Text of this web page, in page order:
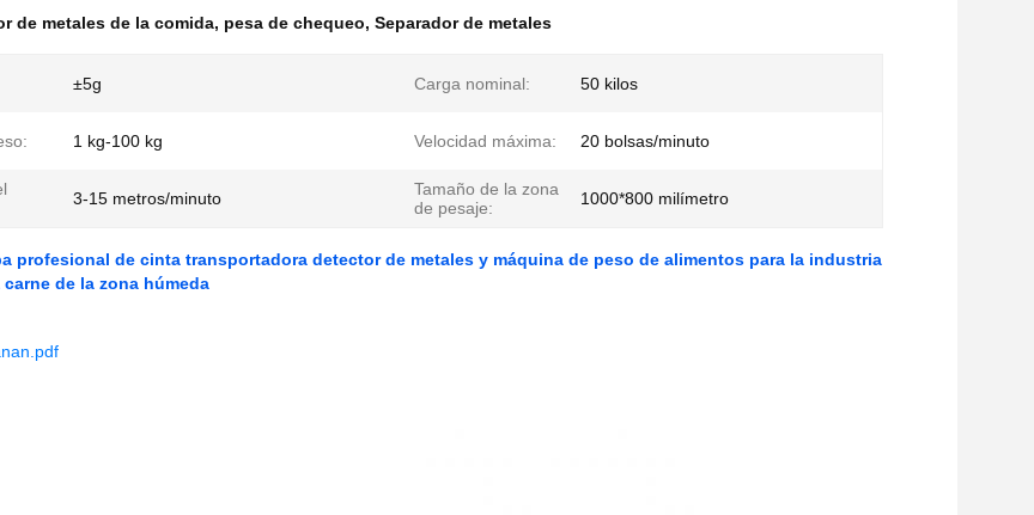
de metales de la comida, pesa de chequeo, Separador de metales
±5g Carga nominal: 50 kilos
1 kg-100 kg Velocidad máxima: 20 bolsas/minuto
3-15 metros/minuto
Tamaño de la zona
de pesaje:
1000*800 milímetro
profesional de cinta transportadora detector de metales y máquina de peso de alimentos para la industria
de la zona húmeda